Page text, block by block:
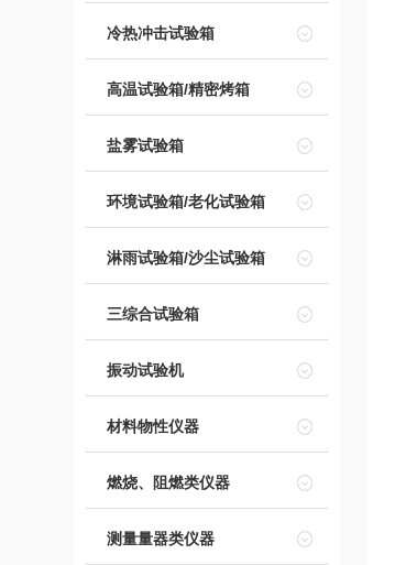
冷热冲击试验箱
高温试验箱/精密烤箱
盐雾试验箱
环境试验箱/老化试验箱
淋雨试验箱/沙尘试验箱
三综合试验箱
振动试验机
材料物性仪器
燃烧、阻燃类仪器
测量量器类仪器